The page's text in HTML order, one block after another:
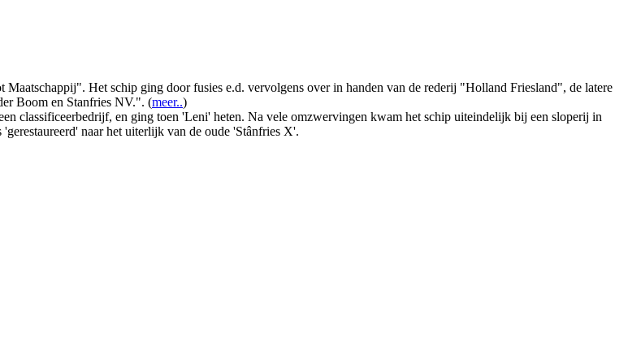
Het schip ging door fusies e.d. vervolgens over in handen van de rederij "Holland Friesland", de latere
Boom en Stanfries NV.". (meer..)
classificeerbedrijf, en ging toen 'Leni' heten. Na vele omzwervingen kwam het schip uiteindelijk bij een sloperij in
naar het uiterlijk van de oude 'Stânfries X'.